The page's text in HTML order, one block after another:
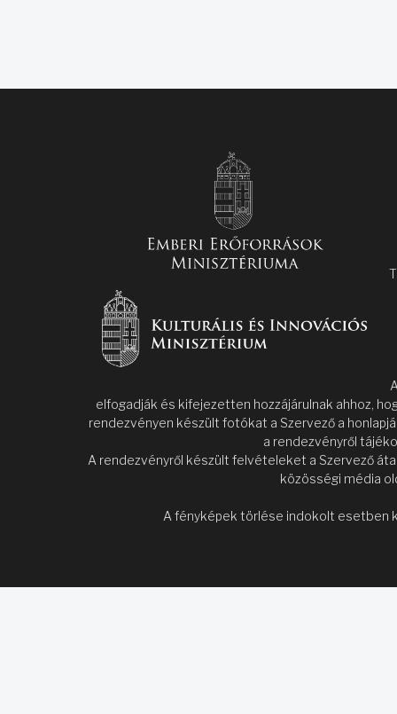
elfogadják és kifejezetten hozzájárulnak ahhoz,
rendezvényen készült fotókat a Szervező a
a rendezvényről
A rendezvényről készült felvételeket a Szervező
közösségi média
A fényképek törlése indokolt esetben